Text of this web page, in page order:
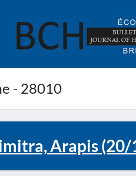
- 28010
Arapis (20/